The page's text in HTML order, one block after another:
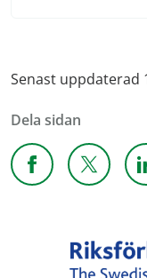
Senast uppdaterad
Dela sidan
Dela sidan på
Dela